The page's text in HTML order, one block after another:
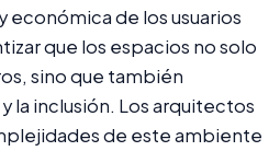
económica de los usuarios
que los espacios no solo
sino que también
la inclusión. Los arquitectos
de este ambiente